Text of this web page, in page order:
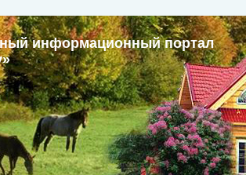
информационный портал